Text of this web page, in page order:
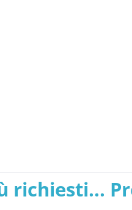
richiesti...